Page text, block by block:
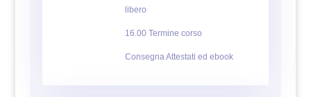
libero
16.00 Termine corso
Consegna Attestati ed ebook